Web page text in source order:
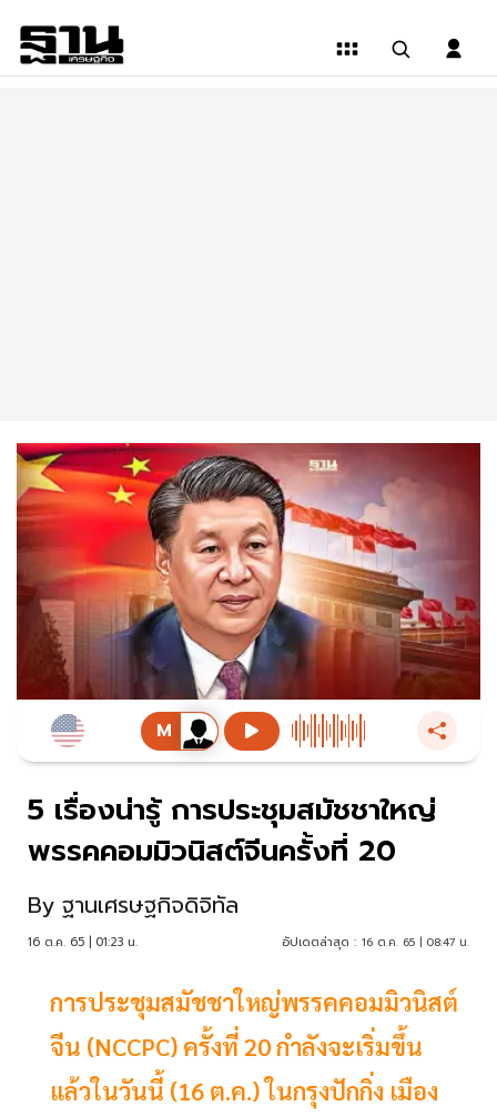
5 เรื่องน่ารู้ การประชุมสมัชชาใหญ่
พรรคคอมมิวนิสต์จีนครั้งที่ 20
By ฐานเศรษฐกิจดิจิทัล
16 ต.ค. 65 | 01:23 น. อัปเดตล่าสุด : 16 ต.ค. 65 | 08:47 น.
การประชุมสมัชชาใหญ่พรรคคอมมิวนิสต์
จีน (NCCPC) ครั้งที่ 20 กำลังจะเริ่มขึ้น
แล้วในวันนี้ (16 ต.ค.) ในกรุงปักกิ่ง เมือง